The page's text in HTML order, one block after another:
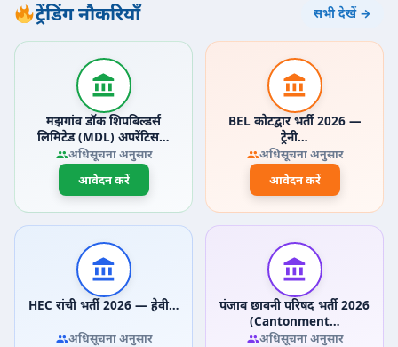
ट्रेंडिंग नौकरियाँ सभी देखें →
मझगांव डॉक शिपबिल्डर्स
लिमिटेड (MDL) अपरेंटिस…
अधिसूचना अनुसार
आवेदन करें
BEL कोटद्वार भर्ती 2026 —
ट्रेनी…
अधिसूचना अनुसार
आवेदन करें
HEC रांची भर्ती 2026 — हेवी…
अधिसूचना अनुसार
पंजाब छावनी परिषद भर्ती 2026
(Cantonment…
अधिसूचना अनुसार